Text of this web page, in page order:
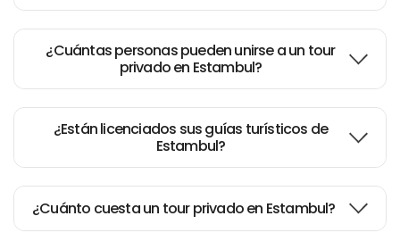
¿Cuántas personas pueden unirse a un tour
privado en Estambul?
¿Están licenciados sus guías turísticos de
Estambul?
¿Cuánto cuesta un tour privado en Estambul?